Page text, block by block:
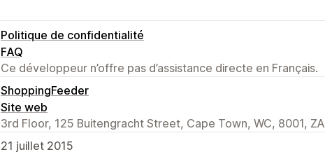
Politique de confidentialité
FAQ
Ce développeur n’offre pas d’assistance directe en Français.
ShoppingFeeder
Site web
3rd Floor, 125 Buitengracht Street, Cape Town, WC, 8001, ZA
21 juillet 2015